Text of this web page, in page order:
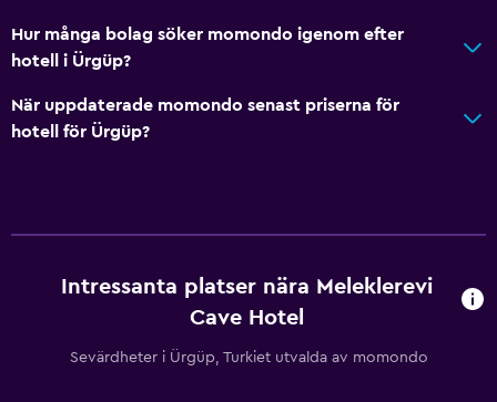
Hur många bolag söker momondo igenom efter
hotell i Ürgüp?
När uppdaterade momondo senast priserna för
hotell för Ürgüp?
Intressanta platser nära Meleklerevi
Cave Hotel
Sevärdheter i Ürgüp, Turkiet utvalda av momondo